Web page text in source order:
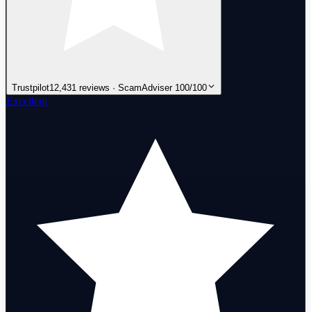
Trustpilot12,431 reviews · ScamAdviser 100/100
Excellent